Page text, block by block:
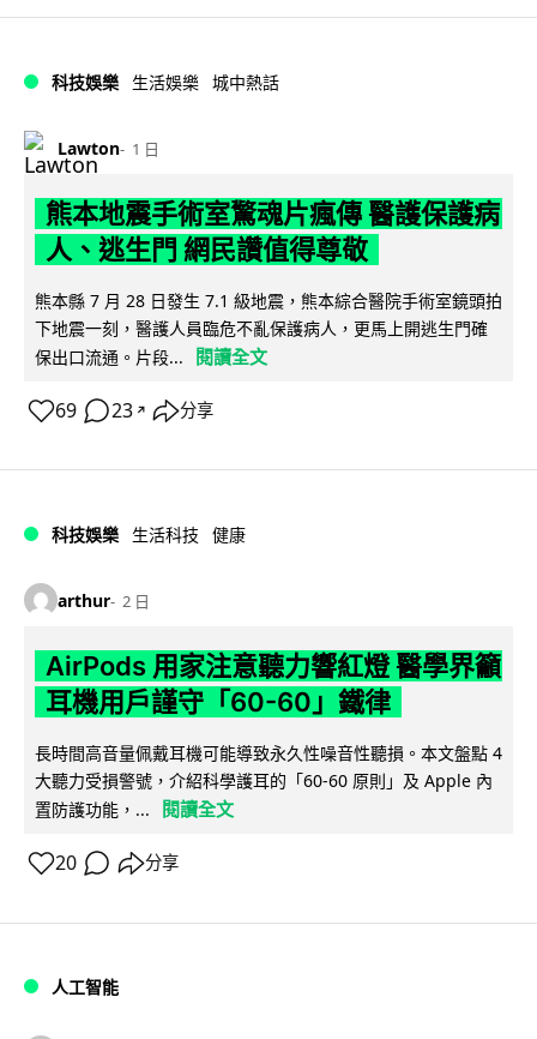
科技娛樂 生活娛樂 城中熱話
Lawton 1 日
熊本地震手術室驚魂片瘋傳 醫護保護病
人、逃生門 網民讚值得尊敬
熊本縣 7 月 28 日發生 7.1 級地震，熊本綜合醫院手術室鏡頭拍
下地震一刻，醫護人員臨危不亂保護病人，更馬上開逃生門確
保出口流通。片段...
閱讀全文
69 23 ↗ 分享
科技娛樂 生活科技 健康
arthur 2 日
AirPods 用家注意聽力響紅燈 醫學界籲
耳機用戶謹守「60-60」鐵律
長時間高音量佩戴耳機可能導致永久性噪音性聽損。本文盤點 4
大聽力受損警號，介紹科學護耳的「60-60 原則」及 Apple 內
置防護功能，...
閱讀全文
20 分享
人工智能